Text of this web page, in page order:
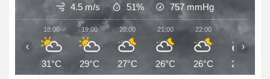
4.5 m/s 51% 757 mmHg
18:00
31°C
19:00
29°C
20:00
27°C
21:00
26°C
22:00
26°C
23:00
25°C
‹ ›